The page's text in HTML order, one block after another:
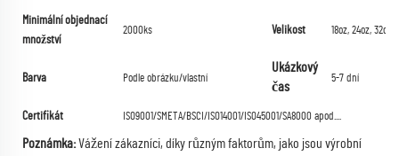
Minimální objednací
množství
2000ks Velikost 18oz, 24oz, 32oz
Barva Podle obrázku/vlastní
Ukázkový
čas
5-7 dní
Certifikát ISO9001/SMETA/BSCI/ISO14001/ISO45001/SA8000 apod....
Poznámka:Vážení zákazníci, díky různým faktorům, jako jsou výrobní